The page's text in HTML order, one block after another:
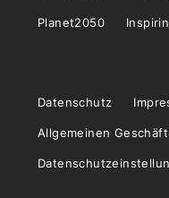
Planet2050
Datenschutz
Allgemeinen